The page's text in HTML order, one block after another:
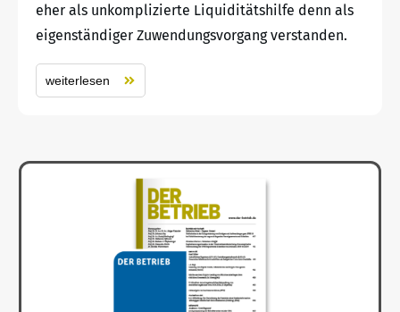
eher als unkomplizierte Liquiditätshilfe denn als
eigenständiger Zuwendungsvorgang verstanden.
weiterlesen